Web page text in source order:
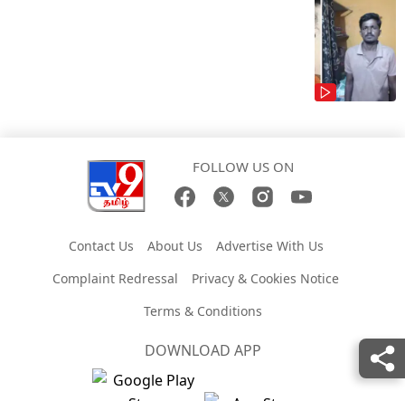
FOLLOW US ON
Contact Us About Us
Advertise With Us
Complaint Redressal
Privacy & Cookies Notice
Terms & Conditions
DOWNLOAD APP